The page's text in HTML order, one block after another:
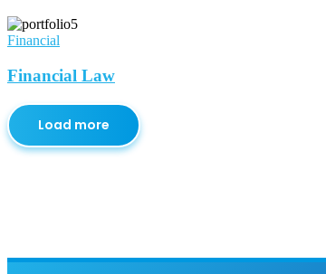
Financial
Financial Law
Load more